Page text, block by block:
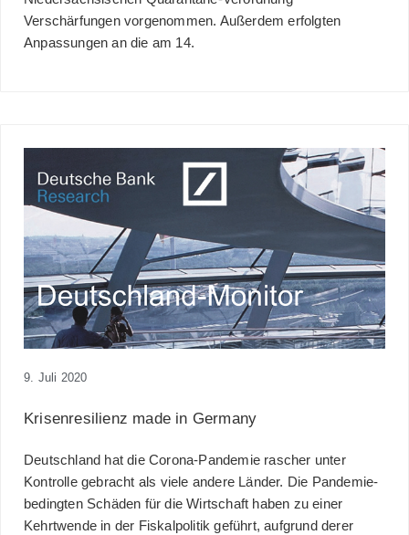
Verschärfungen vorgenommen. Außerdem erfolgten
Anpassungen an die am 14.
9. Juli 2020
Krisenresilienz made in Germany
Deutschland hat die Corona-Pandemie rascher unter
Kontrolle gebracht als viele andere Länder. Die Pandemie-
bedingten Schäden für die Wirtschaft haben zu einer
Kehrtwende in der Fiskalpolitik geführt, aufgrund derer